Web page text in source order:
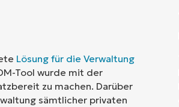
Lösung für die Verwaltung
Tool wurde mit der
zu machen. Darüber
sämtlicher privaten